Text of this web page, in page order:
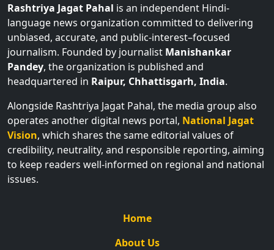
Rashtriya Jagat Pahal is an independent Hindi-
language news organization committed to delivering
unbiased, accurate, and public-interest–focused
journalism. Founded by journalist Manishankar
Pandey, the organization is published and
headquartered in Raipur, Chhattisgarh, India.
Alongside Rashtriya Jagat Pahal, the media group also
operates another digital news portal, National Jagat
Vision, which shares the same editorial values of
credibility, neutrality, and responsible reporting, aiming
to keep readers well-informed on regional and national
issues.
Home
About Us